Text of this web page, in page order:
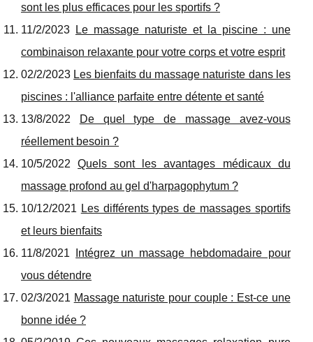
sont les plus efficaces pour les sportifs ?
11/2/2023
Le massage naturiste et la piscine : une
combinaison relaxante pour votre corps et votre esprit
02/2/2023 Les bienfaits du massage naturiste dans les
piscines : l'alliance parfaite entre détente et santé
13/8/2022
De quel type de massage avez-vous
réellement besoin ?
10/5/2022Quels sont les avantages médicaux du
massage profond au gel d'harpagophytum ?
10/12/2021 Les différents types de massages sportifs
et leurs bienfaits
11/8/2021
Intégrez un massage hebdomadaire pour
vous détendre
02/3/2021 Massage naturiste pour couple : Est-ce une
bonne idée ?